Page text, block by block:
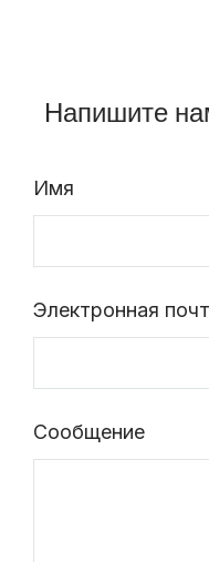
Напишите
Имя
Электронная
Сообщение